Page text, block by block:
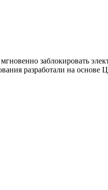
заблокировать
разработали на основе